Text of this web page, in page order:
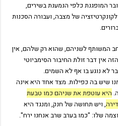
המופגנת כלפי הנמענת בשירים,
של מצבה, ועבורה הסכנות
המשותף לשניהם, שהוא רק שלהם, אין
אין דבר זולת החיבור הסימביוטי
לא נוגע בו אף לא השמים.
שיש בה כפילות. מצד אחד היא אינה
היא עוטפת את שניהם כמו טבעת
, ויש תחושה של חנק, ומנגד היא
שלו: "כמו בערב שרב אנחנו ירח".